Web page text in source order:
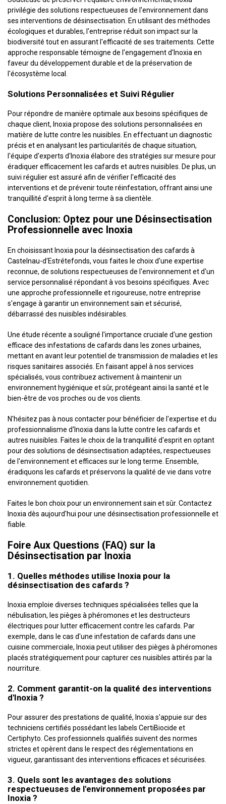
privilégie des solutions respectueuses de l'environnement dans
ses interventions de désinsectisation. En utilisant des méthodes
écologiques et durables, l'entreprise réduit son impact sur la
biodiversité tout en assurant l'efficacité de ses traitements. Cette
approche responsable témoigne de l'engagement d'Inoxia en
faveur du développement durable et de la préservation de
l'écosystème local.
Solutions Personnalisées et Suivi Régulier
Pour répondre de manière optimale aux besoins spécifiques de
chaque client, Inoxia propose des solutions personnalisées en
matière de lutte contre les nuisibles. En effectuant un diagnostic
précis et en analysant les particularités de chaque situation,
l'équipe d'experts d'Inoxia élabore des stratégies sur mesure pour
éradiquer efficacement les cafards et autres nuisibles. De plus, un
suivi régulier est assuré afin de vérifier l'efficacité des
interventions et de prévenir toute réinfestation, offrant ainsi une
tranquillité d'esprit à long terme à sa clientèle.
Conclusion: Optez pour une Désinsectisation
Professionnelle avec Inoxia
En choisissant Inoxia pour la désinsectisation des cafards à
Castelnau-d'Estrétefonds, vous faites le choix d'une expertise
reconnue, de solutions respectueuses de l'environnement et d'un
service personnalisé répondant à vos besoins spécifiques. Avec
une approche professionnelle et rigoureuse, notre entreprise
s'engage à garantir un environnement sain et sécurisé,
débarrassé des nuisibles indésirables.
Une étude récente a souligné l'importance cruciale d'une gestion
efficace des infestations de cafards dans les zones urbaines,
mettant en avant leur potentiel de transmission de maladies et les
risques sanitaires associés. En faisant appel à nos services
spécialisés, vous contribuez activement à maintenir un
environnement hygiénique et sûr, protégeant ainsi la santé et le
bien-être de vos proches ou de vos clients.
N'hésitez pas à nous contacter pour bénéficier de l'expertise et du
professionnalisme d'Inoxia dans la lutte contre les cafards et
autres nuisibles. Faites le choix de la tranquillité d'esprit en optant
pour des solutions de désinsectisation adaptées, respectueuses
de l'environnement et efficaces sur le long terme. Ensemble,
éradiquons les cafards et préservons la qualité de vie dans votre
environnement quotidien.
Faites le bon choix pour un environnement sain et sûr. Contactez
Inoxia dès aujourd'hui pour une désinsectisation professionnelle et
fiable.
Foire Aux Questions (FAQ) sur la
Désinsectisation par Inoxia
1. Quelles méthodes utilise Inoxia pour la
désinsectisation des cafards ?
Inoxia emploie diverses techniques spécialisées telles que la
nébulisation, les pièges à phéromones et les destructeurs
électriques pour lutter efficacement contre les cafards. Par
exemple, dans le cas d'une infestation de cafards dans une
cuisine commerciale, Inoxia peut utiliser des pièges à phéromones
placés stratégiquement pour capturer ces nuisibles attirés par la
nourriture.
2. Comment garantit-on la qualité des interventions
d'Inoxia ?
Pour assurer des prestations de qualité, Inoxia s'appuie sur des
techniciens certifiés possédant les labels CertiBiocide et
Certiphyto. Ces professionnels qualifiés suivent des normes
strictes et opèrent dans le respect des réglementations en
vigueur, garantissant des interventions efficaces et sécurisées.
3. Quels sont les avantages des solutions
respectueuses de l'environnement proposées par
Inoxia ?